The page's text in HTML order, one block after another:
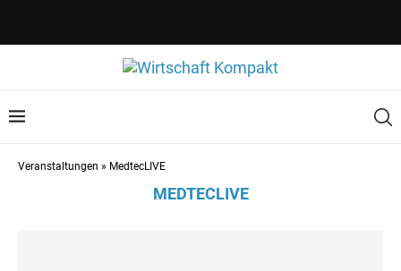
Veranstaltungen » MedtecLIVE
MEDTECLIVE